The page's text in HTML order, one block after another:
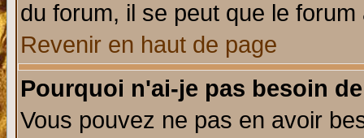
du forum, il se peut que le
Revenir en haut de page
Pourquoi n'ai-je pas besoin
Vous pouvez ne pas en avoir